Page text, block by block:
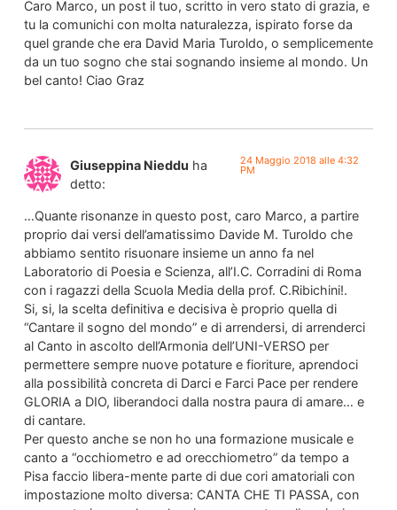
Caro Marco, un post il tuo, scritto in vero stato di grazia, e
tu la comunichi con molta naturalezza, ispirato forse da
quel grande che era David Maria Turoldo, o semplicemente
da un tuo sogno che stai sognando insieme al mondo. Un
bel canto! Ciao Graz
Giuseppina Nieddu ha
detto:
24 Maggio 2018 alle 4:32
PM
…Quante risonanze in questo post, caro Marco, a partire
proprio dai versi dell’amatissimo Davide M. Turoldo che
abbiamo sentito risuonare insieme un anno fa nel
Laboratorio di Poesia e Scienza, all’I.C. Corradini di Roma
con i ragazzi della Scuola Media della prof. C.Ribichini!.
Si, si, la scelta definitiva e decisiva è proprio quella di
“Cantare il sogno del mondo” e di arrendersi, di arrenderci
al Canto in ascolto dell’Armonia dell’UNI-VERSO per
permettere sempre nuove potature e fioriture, aprendoci
alla possibilità concreta di Darci e Farci Pace per rendere
GLORIA a DIO, liberandoci dalla nostra paura di amare… e
di cantare.
Per questo anche se non ho una formazione musicale e
canto a “occhiometro e ad orecchiometro” da tempo a
Pisa faccio libera-mente parte di due cori amatoriali con
impostazione molto diversa: CANTA CHE TI PASSA, con